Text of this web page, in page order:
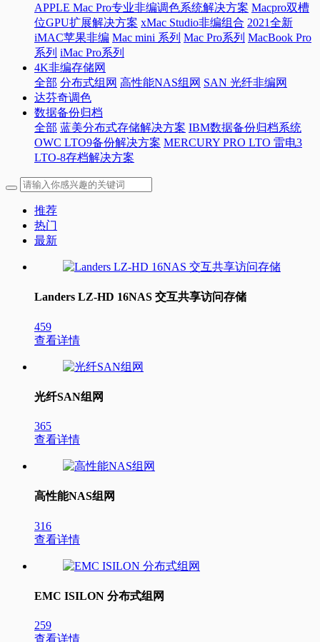
APPLE Mac Pro专业非编调色系统解决方案 Macpro双槽
位GPU扩展解决方案 xMac Studio非编组合 2021全新
iMAC苹果非编 Mac mini 系列 Mac Pro系列 MacBook Pro
系列 iMac Pro系列
4K非编存储网
全部 分布式组网 高性能NAS组网 SAN 光纤非编网
达芬奇调色
数据备份归档
全部 蓝美分布式存储解决方案 IBM数据备份归档系统
OWC LTO9备份解决方案 MERCURY PRO LTO 雷电3
LTO-8存档解决方案
推荐
热门
最新
Landers LZ-HD 16NAS 交互共享访问存储
459
查看详情
光纤SAN组网
365
查看详情
高性能NAS组网
316
查看详情
EMC ISILON 分布式组网
259
查看详情